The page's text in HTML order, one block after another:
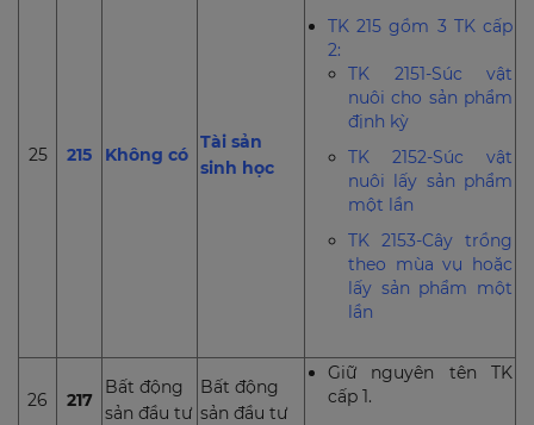
25 215 Không có
Tài sản
sinh học
TK 215 gồm 3 TK cấp
2:
TK 2151-Súc vật
nuôi cho sản phẩm
định kỳ
TK 2152-Súc vật
nuôi lấy sản phẩm
một lần
TK 2153-Cây trồng
theo mùa vụ hoặc
lấy sản phẩm một
lần
26 217
Bất động
sản đầu tư
Bất động
sản đầu tư
Giữ nguyên tên TK
cấp 1.